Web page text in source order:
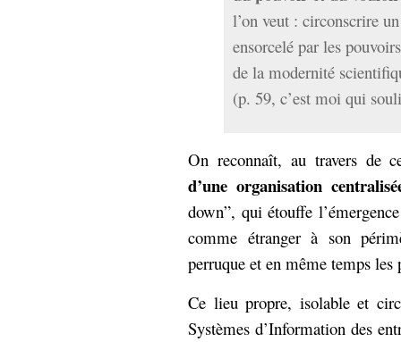
l’on veut : circonscrire
ensorcelé par les
de la modernité
(p. 59, c’est moi qui
On reconnaît, au travers de
d’une organisation
down”, qui étouffe
comme étranger à son
perruque et en même temps
Ce lieu propre, isolable et
Systèmes d’Information des